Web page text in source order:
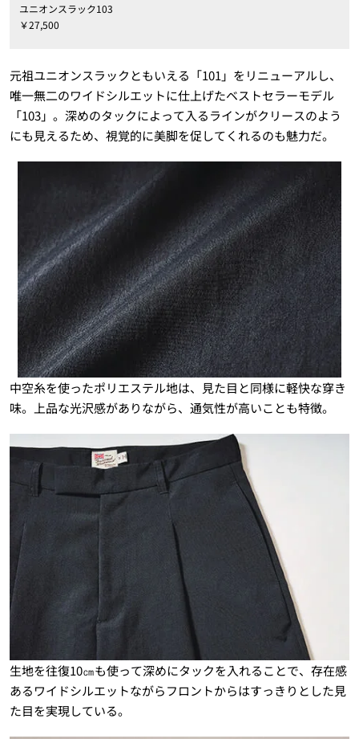
ユニオンスラック103
￥27,500
元祖ユニオンスラックともいえる「101」をリニューアルし、
唯一無二のワイドシルエットに仕上げたベストセラーモデル
「103」。深めのタックによって入るラインがクリースのよう
にも見えるため、視覚的に美脚を促してくれるのも魅力だ。
中空糸を使ったポリエステル地は、見た目と同様に軽快な穿き
味。上品な光沢感がありながら、通気性が高いことも特徴。
生地を往復10㎝も使って深めにタックを入れることで、存在感
あるワイドシルエットながらフロントからはすっきりとした見
た目を実現している。